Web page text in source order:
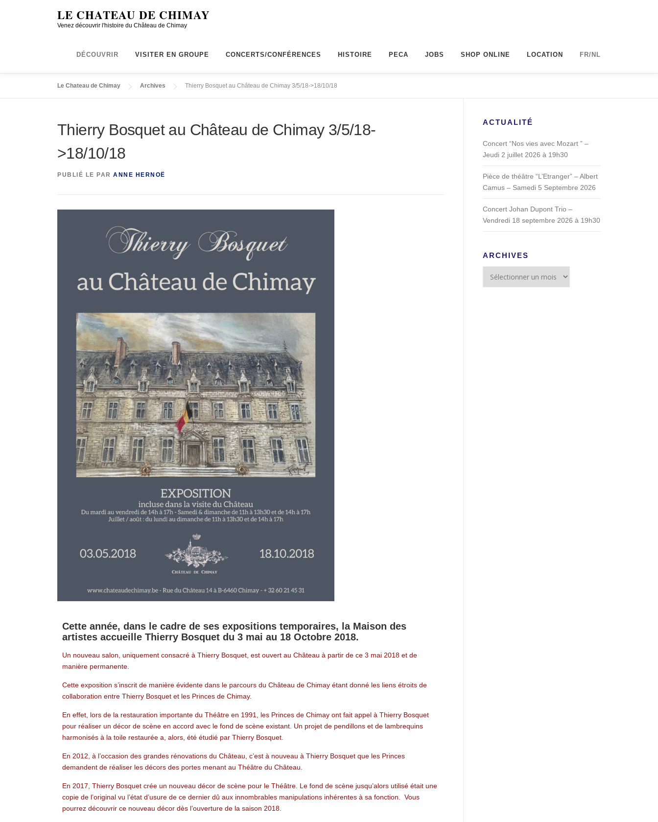
LE CHATEAU DE CHIMAY
Venez découvrir l'histoire du Château de Chimay
DÉCOUVRIR VISITER EN GROUPE CONCERTS/CONFÉRENCES HISTOIRE PECA JOBS SHOP ONLINE LOCATION FR/NL
Le Chateau de Chimay Archives Thierry Bosquet au Château de Chimay 3/5/18->18/10/18
Thierry Bosquet au Château de Chimay 3/5/18-
>18/10/18
PUBLIÉ LE PAR ANNE HERNOË
Cette année, dans le cadre de ses expositions temporaires, la Maison des
artistes accueille Thierry Bosquet du 3 mai au 18 Octobre 2018.
Un nouveau salon, uniquement consacré à Thierry Bosquet, est ouvert au Château à partir de ce 3 mai 2018 et de
manière permanente.
Cette exposition s’inscrit de manière évidente dans le parcours du Château de Chimay étant donné les liens étroits de
collaboration entre Thierry Bosquet et les Princes de Chimay.
En effet, lors de la restauration importante du Théâtre en 1991, les Princes de Chimay ont fait appel à Thierry Bosquet
pour réaliser un décor de scène en accord avec le fond de scène existant. Un projet de pendillons et de lambrequins
harmonisés à la toile restaurée a, alors, été étudié par Thierry Bosquet.
En 2012, à l’occasion des grandes rénovations du Château, c’est à nouveau à Thierry Bosquet que les Princes
demandent de réaliser les décors des portes menant au Théâtre du Château.
En 2017, Thierry Bosquet crée un nouveau décor de scène pour le Théâtre. Le fond de scène jusqu’alors utilisé était une
copie de l’original vu l’état d’usure de ce dernier dû aux innombrables manipulations inhérentes à sa fonction. Vous
pourrez découvrir ce nouveau décor dès l’ouverture de la saison 2018.
ACTUALITÉ
Concert “Nos vies avec Mozart ” –
Jeudi 2 juillet 2026 à 19h30
Pièce de théâtre “L’Etranger” – Albert
Camus – Samedi 5 Septembre 2026
Concert Johan Dupont Trio –
Vendredi 18 septembre 2026 à 19h30
ARCHIVES